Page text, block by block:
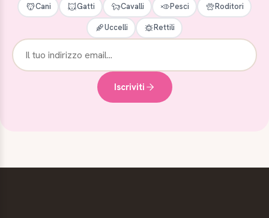
Cani Gatti Cavalli Pesci Roditori
Uccelli Rettili
Iscriviti